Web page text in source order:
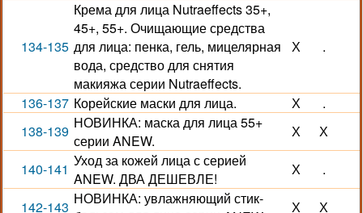
134-135
Крема для лица Nutraeffects 35+,
45+, 55+. Очищающие средства
для лица: пенка, гель, мицелярная
вода, средство для снятия
макияжа серии Nutraeffects.
Х .
136-137 Корейские маски для лица. Х
.
138-139 НОВИНКА: маска для лица 55+
серии ANEW.
Х Х
140-141 Уход за кожей лица с серией
ANEW. ДВА ДЕШЕВЛЕ!
Х .
142-143 НОВИНКА: увлажняющий стик-
Х Х